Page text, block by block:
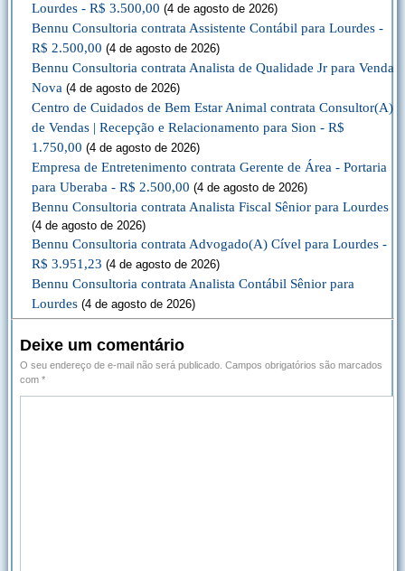
Lourdes - R$ 3.500,00 (4 de agosto de 2026)
Bennu Consultoria contrata Assistente Contábil para Lourdes -
R$ 2.500,00 (4 de agosto de 2026)
Bennu Consultoria contrata Analista de Qualidade Jr para Venda
Nova (4 de agosto de 2026)
Centro de Cuidados de Bem Estar Animal contrata Consultor(A)
de Vendas | Recepção e Relacionamento para Sion - R$
1.750,00 (4 de agosto de 2026)
Empresa de Entretenimento contrata Gerente de Área - Portaria
para Uberaba - R$ 2.500,00 (4 de agosto de 2026)
Bennu Consultoria contrata Analista Fiscal Sênior para Lourdes
(4 de agosto de 2026)
Bennu Consultoria contrata Advogado(A) Cível para Lourdes -
R$ 3.951,23 (4 de agosto de 2026)
Bennu Consultoria contrata Analista Contábil Sênior para
Lourdes (4 de agosto de 2026)
Deixe um comentário
O seu endereço de e-mail não será publicado. Campos obrigatórios são marcados
com *